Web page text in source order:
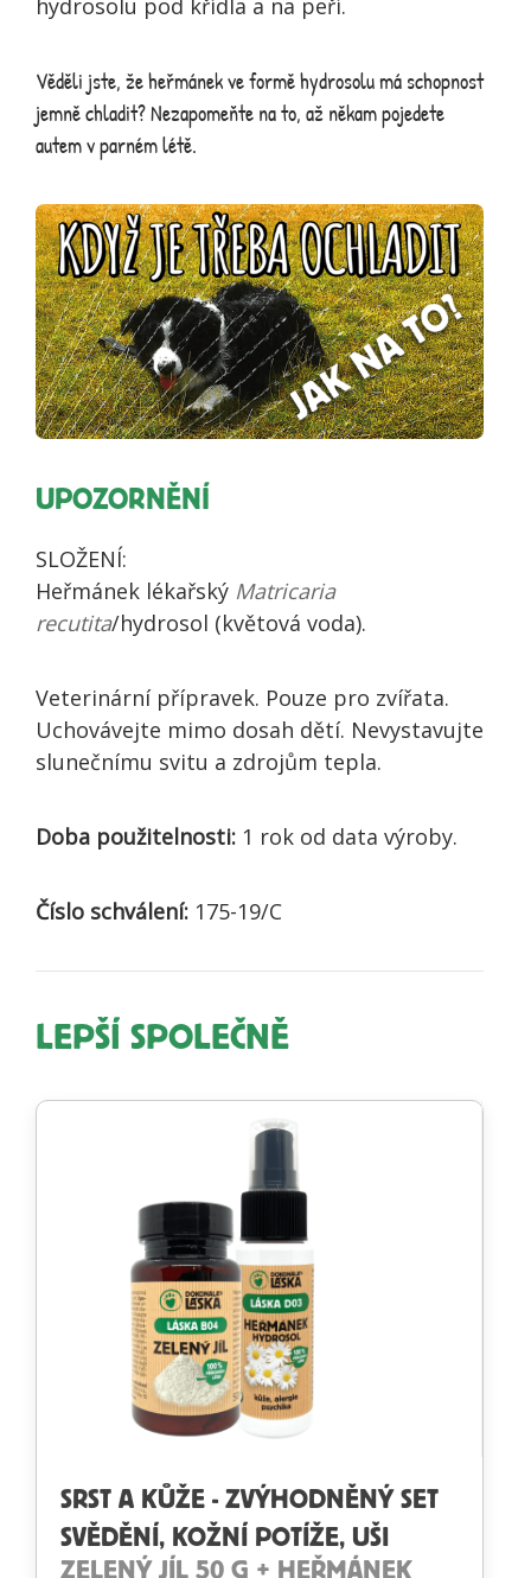
hydrosolu pod křídla a na peří.
Věděli jste, že heřmánek ve formě hydrosolu má schopnost
jemně chladit? Nezapomeňte na to, až někam pojedete
autem v parném létě.
UPOZORNĚNÍ
SLOŽENÍ:
Heřmánek lékařský Matricaria
recutita/hydrosol (květová voda).
Veterinární přípravek. Pouze pro zvířata.
Uchovávejte mimo dosah dětí. Nevystavujte
slunečnímu svitu a zdrojům tepla.
Doba použitelnosti: 1 rok od data výroby.
Číslo schválení: 175-19/C
LEPŠÍ SPOLEČNĚ
SRST A KŮŽE - ZVÝHODNĚNÝ SET
SVĚDĚNÍ, KOŽNÍ POTÍŽE, UŠI
ZELENÝ JÍL 50 G + HEŘMÁNEK